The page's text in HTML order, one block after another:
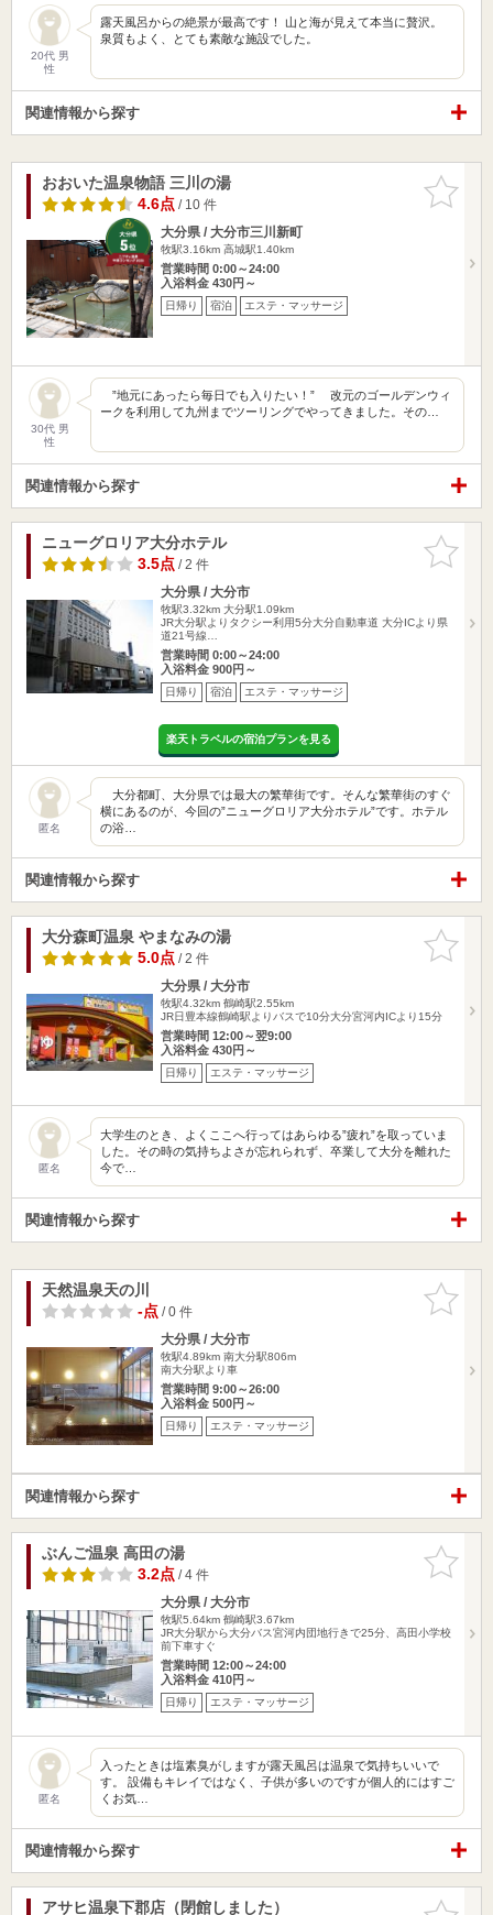
20代 男
性
露天風呂からの絶景が最高です！ 山と海が見えて本当に贅沢。
泉質もよく、とても素敵な施設でした。
関連情報から探す
お気に入
りに追加
おおいた温泉物語 三川の湯
4.6点/ 10 件
大分県 / 大分市三川新町
牧駅3.16km 高城駅1.40km
営業時間 0:00～24:00
入浴料金 430円～
日帰り 宿泊 エステ・マッサージ
30代 男
性
”地元にあったら毎日でも入りたい！” 改元のゴールデンウィ
ークを利用して九州までツーリングでやってきました。その…
関連情報から探す
お気に入
りに追加
ニューグロリア大分ホテル
3.5点/ 2 件
大分県 / 大分市
牧駅3.32km 大分駅1.09km
JR大分駅よりタクシー利用5分大分自動車道 大分ICより県
道21号線…
営業時間 0:00～24:00
入浴料金 900円～
日帰り 宿泊 エステ・マッサージ
楽天トラベルの宿泊プランを見る
匿名
大分都町、大分県では最大の繁華街です。そんな繁華街のすぐ
横にあるのが、今回の”ニューグロリア大分ホテル”です。ホテル
の浴…
関連情報から探す
お気に入
りに追加
大分森町温泉 やまなみの湯
5.0点/ 2 件
大分県 / 大分市
牧駅4.32km 鶴崎駅2.55km
JR日豊本線鶴崎駅よりバスで10分大分宮河内ICより15分
営業時間 12:00～翌9:00
入浴料金 430円～
日帰り エステ・マッサージ
匿名
大学生のとき、よくここへ行ってはあらゆる”疲れ”を取っていま
した。その時の気持ちよさが忘れられず、卒業して大分を離れた
今で…
関連情報から探す
お気に入
りに追加
天然温泉天の川
-点/ 0 件
大分県 / 大分市
牧駅4.89km 南大分駅806m
南大分駅より車
営業時間 9:00～26:00
入浴料金 500円～
日帰り エステ・マッサージ
関連情報から探す
お気に入
りに追加
ぶんご温泉 高田の湯
3.2点/ 4 件
大分県 / 大分市
牧駅5.64km 鶴崎駅3.67km
JR大分駅から大分バス宮河内団地行きで25分、高田小学校
前下車すぐ
営業時間 12:00～24:00
入浴料金 410円～
日帰り エステ・マッサージ
匿名
入ったときは塩素臭がしますが露天風呂は温泉で気持ちいいで
す。 設備もキレイではなく、子供が多いのですが個人的にはすご
くお気…
関連情報から探す
お気に入
アサヒ温泉下郡店（閉館しました）